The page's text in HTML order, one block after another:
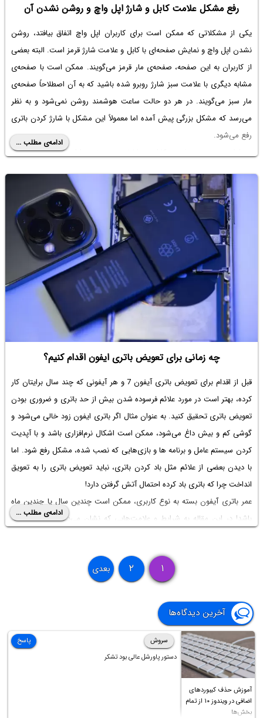
رفع مشکل علامت کابل و شارژ اپل واچ و روشن نشدن آن
یکی از مشکلاتی که ممکن است برای کاربران اپل واچ اتفاق بیافتد، روشن
نشدن اپل واچ و نمایش صفحه‌ای با کابل و علامت شارژ قرمز است. البته بعضی
از کاربران به این صفحه، صفحه‌ی مار قرمز می‌گویند. ممکن است با صفحه‌ی
مشابه دیگری با علامت سبز شارژ روبرو شده باشید که به آن اصطلاحاً صفحه‌ی
مار سبز می‌گویند. در هر دو حالت ساعت هوشمند روشن نمی‌شود و به نظر
می‌رسد که مشکل بزرگی پیش آمده اما معمولاً این مشکل با شارژ کردن باتری
رفع می‌شود.
در ادامه به معنی علامت کابل و شارژ روی صفحه اپل واچ می‌پردازیم و
ادامه‌ی مطلب ...
چه زمانی برای تعویض باتری ایفون اقدام کنیم؟
قبل از اقدام برای تعویض باتری آیفون 7 و هر آیفونی که چند سال برایتان کار
کرده، بهتر است در مورد علائم فرسوده شدن بیش از حد باتری و ضروری بودن
تعویض باتری تحقیق کنید. به عنوان مثال اگر باتری ایفون زود خالی می‌شود و
گوشی کم و بیش داغ می‌شود، ممکن است اشکال نرم‌افزاری باشد و با آپدیت
کردن سیستم عامل و برنامه ها و بازی‌هایی که نصب شده، مشکل رفع شود. اما
با دیدن بعضی از علائم مثل باد کردن باتری، نباید تعویض باتری را به تعویق
انداخت چرا که باتری باد کرده احتمال آتش گرفتن دارد!
عمر باتری آیفون بسته به نوع کاربری، ممکن است چندین سال یا چندین ماه
باشد! در این مقاله به شرایط و علامت‌هایی که نشان می‌دهدتعویض باتری
ادامه‌ی مطلب ...
۱ ۲ بعدی
آخرین دیدگاه‌ها
آموزش حذف کیبوردهای
اضافی در ویندوز ۱۰ از تمام
بخش‌ها
سروش
دستور پاورشل عالی بود تشکر
پاسخ